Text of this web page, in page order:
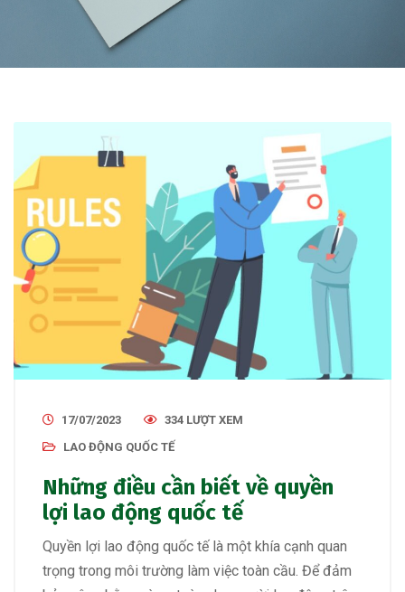
17/07/2023
334 LƯỢT XEM
LAO ĐỘNG QUỐC TẾ
Những điều cần biết về quyền
lợi lao động quốc tế
Quyền lợi lao động quốc tế là một khía cạnh quan
trọng trong môi trường làm việc toàn cầu. Để đảm